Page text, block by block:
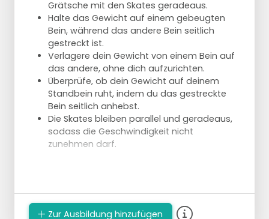
Grätsche mit den Skates geradeaus.
Halte das Gewicht auf einem gebeugten
Bein, während das andere Bein seitlich
gestreckt ist.
Verlagere dein Gewicht von einem Bein auf
das andere, ohne dich aufzurichten.
Überprüfe, ob dein Gewicht auf deinem
Standbein ruht, indem du das gestreckte
Bein seitlich anhebst.
Die Skates bleiben parallel und geradeaus,
sodass die Geschwindigkeit nicht
zunehmen darf.
Zur Ausbildung hinzufügen